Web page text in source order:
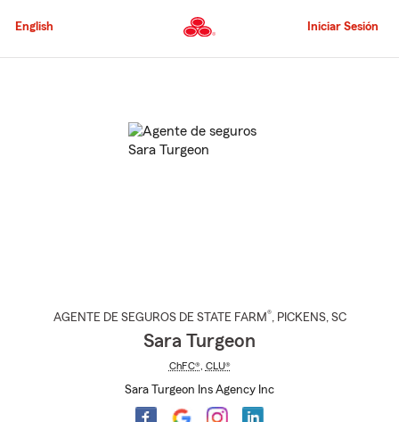
al
principal
English Iniciar Sesión
AGENTE DE SEGUROS DE STATE FARM®, PICKENS, SC
Sara Turgeon
ChFC®, CLU®
Sara Turgeon Ins Agency Inc